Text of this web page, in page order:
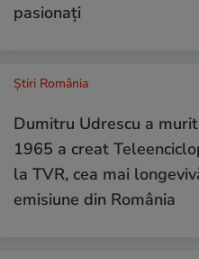
pasionați
Știri România
Dumitru Udrescu a
1965 a creat
la TVR, cea mai
emisiune din România